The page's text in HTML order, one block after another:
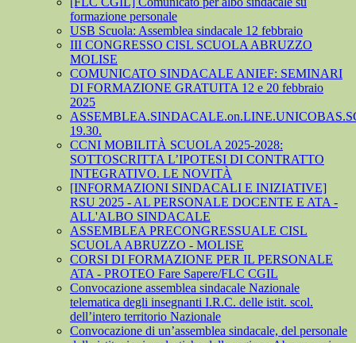
formazione personale
USB Scuola: Assemblea sindacale 12 febbraio
III CONGRESSO CISL SCUOLA ABRUZZO
MOLISE
COMUNICATO SINDACALE ANIEF: SEMINARI
DI FORMAZIONE GRATUITA 12 e 20 febbraio
2025
19.30.
CCNI MOBILITÀ SCUOLA 2025-2028:
SOTTOSCRITTA L’IPOTESI DI CONTRATTO
INTEGRATIVO. LE NOVITÀ
[INFORMAZIONI SINDACALI E INIZIATIVE]
RSU 2025 - AL PERSONALE DOCENTE E ATA -
ALL'ALBO SINDACALE
ASSEMBLEA PRECONGRESSUALE CISL
SCUOLA ABRUZZO - MOLISE
CORSI DI FORMAZIONE PER IL PERSONALE
ATA - PROTEO Fare Sapere/FLC CGIL
Convocazione assemblea sindacale Nazionale
telematica degli insegnanti I.R.C. delle istit. scol.
dell’intero territorio Nazionale
Convocazione di un’assemblea sindacale, del personale